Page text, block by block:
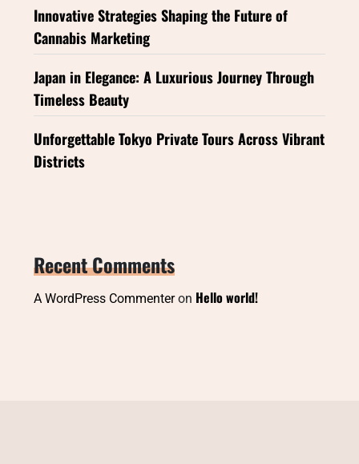
Innovative Strategies Shaping the Future of
Cannabis Marketing
Japan in Elegance: A Luxurious Journey Through
Timeless Beauty
Unforgettable Tokyo Private Tours Across Vibrant
Districts
Recent Comments
A WordPress Commenteron Hello world!